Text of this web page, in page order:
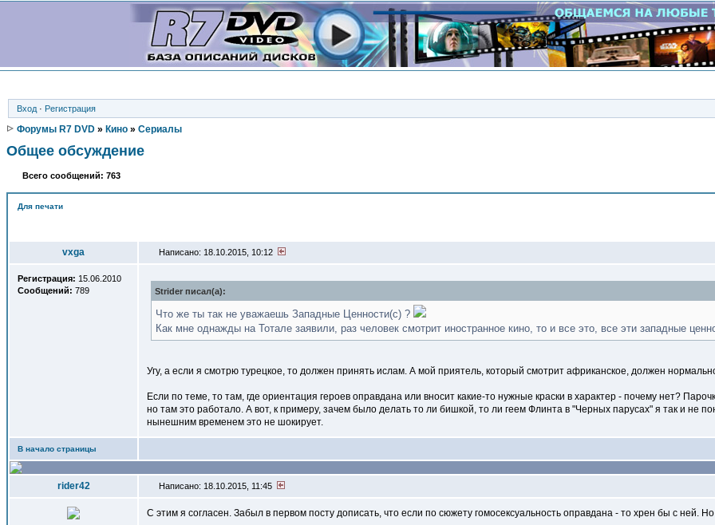
Вход · Регистрация
Форумы R7 DVD » Кино » Сериалы
Общее обсуждение
Всего сообщений: 763
Для печати
vxga Написано: 18.10.2015, 10:12
Регистрация: 15.06.2010
Сообщений: 789 Strider писал(a):
Что же ты так не уважаешь Западные Ценности(с) ?
Как мне однажды на Тотале заявили, раз человек смотрит иностранное кино, то и все это, все эти западные
Угу, а если я смотрю турецкое, то должен принять ислам. А мой приятель, который смотрит африканское, должен
Если по теме, то там, где ориентация героев оправдана или вносит какие-то нужные краски в характер - почему нет?
но там это работало. А вот, к примеру, зачем было делать то ли бишкой, то ли геем Флинта в "Черных парусах" я так и не
нынешним временем это не шокирует.
В начало страницы
rider42 Написано: 18.10.2015, 11:45
С этим я согласен. Забыл в первом посту дописать, что если по сюжету гомосексуальность оправдана - то хрен бы с ней.